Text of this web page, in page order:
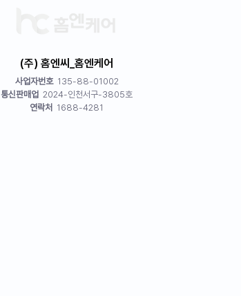
(주) 홈엔씨_홈엔케어
사업자번호 135-88-01002
통신판매업 2024-인천서구-3805호
연락처 1688-4281